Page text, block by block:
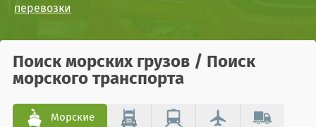
перевозки
Поиск морских грузов / Поиск
морского транспорта
Морские